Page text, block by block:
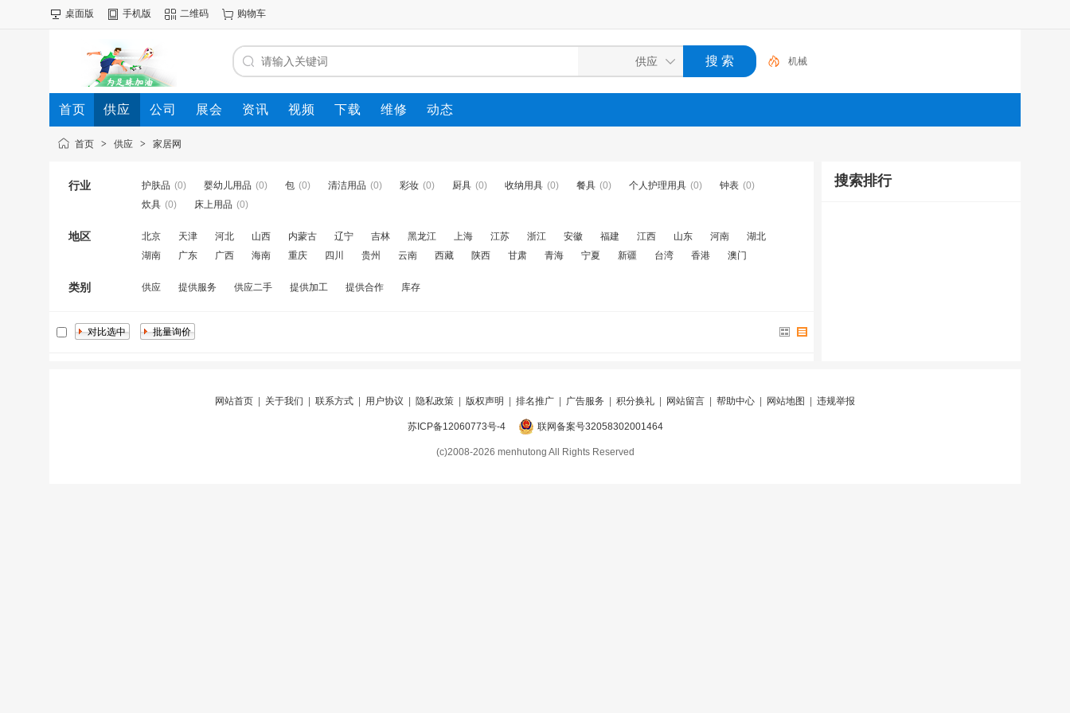
桌面版 手机版 二维码 购物车
机械
首页 供应 公司 展会 资讯 视频 下载 维修 动态
首页 > 供应 > 家居网
行业 护肤品 (0) 婴幼儿用品 (0) 包 (0) 清洁用品 (0) 彩妆 (0) 厨具 (0) 收纳用具 (0) 餐具 (0) 个人护理用具 (0) 钟表 (0)
炊具 (0) 床上用品 (0)
地区 北京 天津 河北 山西 内蒙古 辽宁 吉林 黑龙江 上海 江苏 浙江 安徽 福建 江西 山东 河南
湖北
湖南
广东 广西 海南 重庆 四川 贵州 云南 西藏 陕西 甘肃 青海 宁夏 新疆 台湾 香港 澳门
类别 供应 提供服务 供应二手 提供加工 提供合作 库存
搜索排行
网站首页 关于我们 联系方式 用户协议 隐私政策 版权声明 排名推广 广告服务 积分换礼 网站留言 帮助中心 网站地图 违规举报
苏ICP备12060773号-4 联网备案号32058302001464
(c)2008-2026 menhutong All Rights Reserved